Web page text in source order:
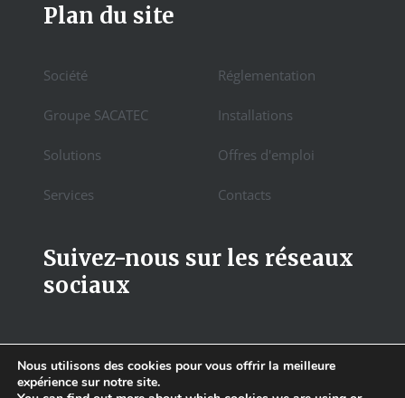
Plan du site
Société
Groupe SACATEC
Solutions
Services
Réglementation
Installations
Offres d'emploi
Contacts
Suivez-nous sur les réseaux
sociaux
Nous utilisons des cookies pour vous offrir la meilleure
expérience sur notre site.